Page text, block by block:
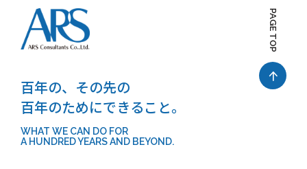
PAGE TOP
百年の、その先の
百年のためにできること。
WHAT WE CAN DO FOR
A HUNDRED YEARS AND BEYOND.